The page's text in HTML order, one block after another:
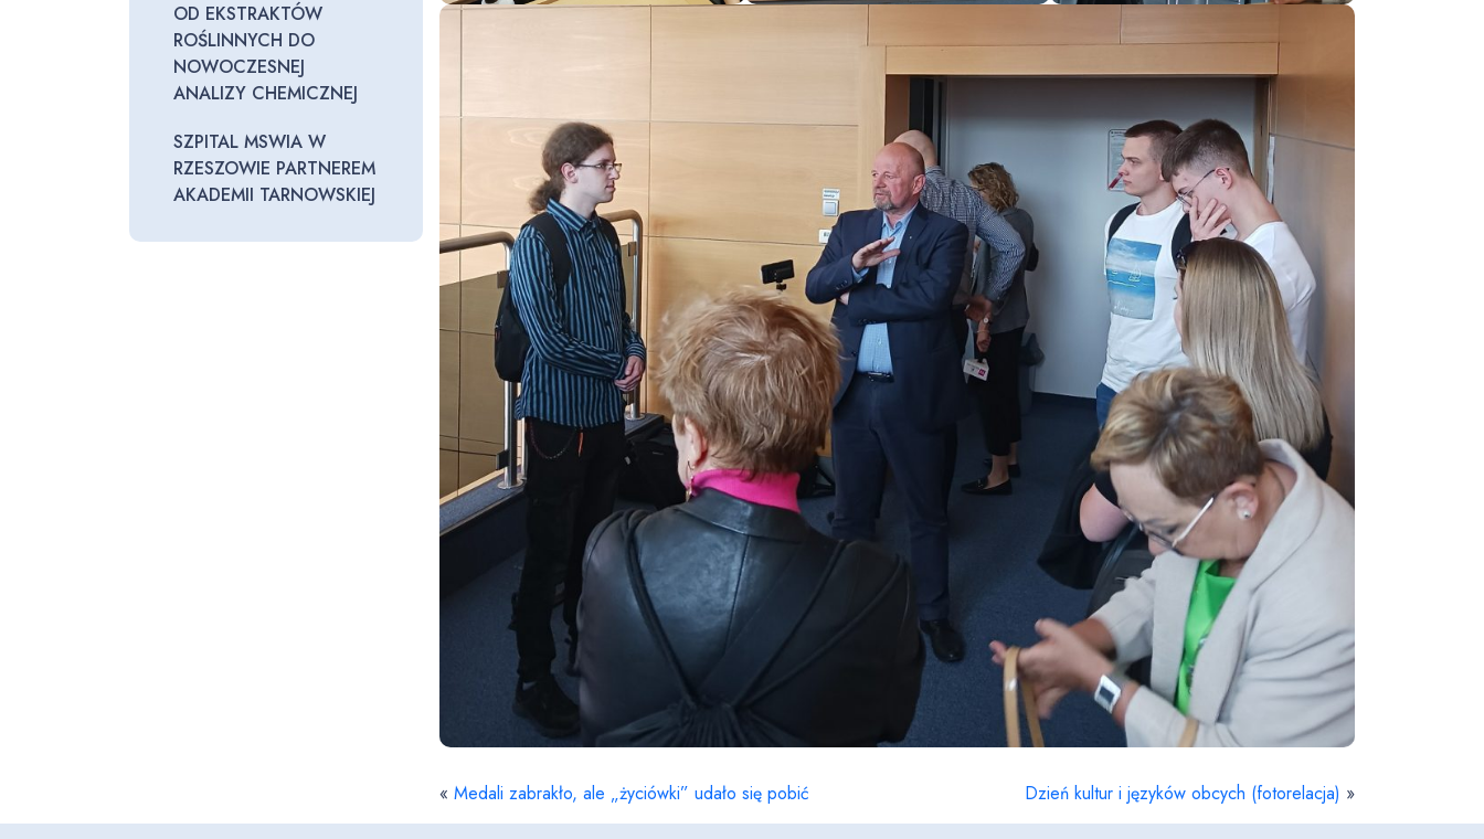
OD EKSTRAKTÓW
ROŚLINNYCH DO
NOWOCZESNEJ
ANALIZY CHEMICZNEJ
SZPITAL MSWIA W
RZESZOWIE PARTNEREM
AKADEMII TARNOWSKIEJ
«Medali zabrakło, ale „życiówki” udało się pobić Dzień kultur i języków obcych (fotorelacja) »